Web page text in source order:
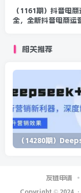
（1161期）抖音电商
全，全新抖音电商运
相关推荐
友链申请